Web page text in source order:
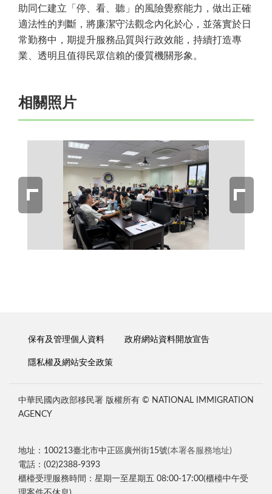
助同仁建立「停、看、聽」的風險覺察能力，做出正確
適法性的判斷，將廉潔守法觀念內化於心，並落實於日
常勤務中，期提升服務品質與行政效能，持續打造專
業、透明且值得民眾信賴的優質機關形象。
相關照片
保有及管理個人資料 政府網站資料開放宣告
隱私權及網站安全政策
中華民國內政部移民署 版權所有 © NATIONAL IMMIGRATION
AGENCY
地址：100213臺北市中正區廣州街15號(本署各服務地址)
電話：(02)2388-9393
櫃檯受理服務時間：星期一至星期五 08:00-17:00(櫃檯中午受